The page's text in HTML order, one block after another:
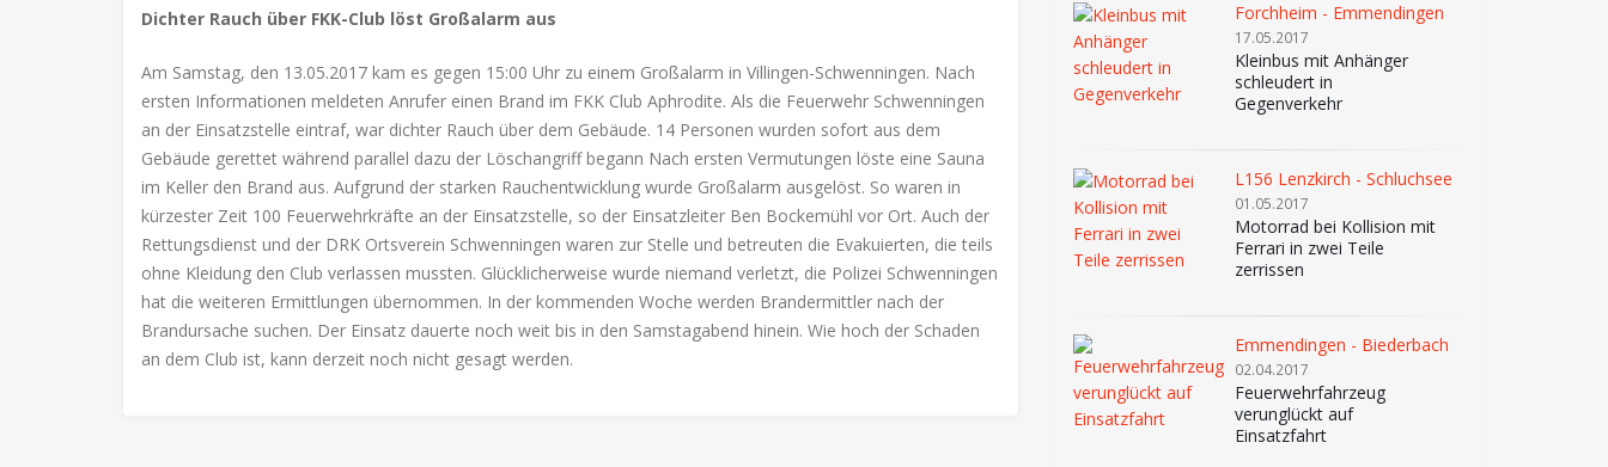
Dichter Rauch über FKK-Club löst Großalarm aus
Am Samstag, den 13.05.2017 kam es gegen 15:00 Uhr zu einem Großalarm in Villingen-Schwenningen. Nach
ersten Informationen meldeten Anrufer einen Brand im FKK Club Aphrodite. Als die Feuerwehr Schwenningen
an der Einsatzstelle eintraf, war dichter Rauch über dem Gebäude. 14 Personen wurden sofort aus dem
Gebäude gerettet während parallel dazu der Löschangriff begann Nach ersten Vermutungen löste eine Sauna
im Keller den Brand aus. Aufgrund der starken Rauchentwicklung wurde Großalarm ausgelöst. So waren in
kürzester Zeit 100 Feuerwehrkräfte an der Einsatzstelle, so der Einsatzleiter Ben Bockemühl vor Ort. Auch der
Rettungsdienst und der DRK Ortsverein Schwenningen waren zur Stelle und betreuten die Evakuierten, die teils
ohne Kleidung den Club verlassen mussten. Glücklicherweise wurde niemand verletzt, die Polizei Schwenningen
hat die weiteren Ermittlungen übernommen. In der kommenden Woche werden Brandermittler nach der
Brandursache suchen. Der Einsatz dauerte noch weit bis in den Samstagabend hinein. Wie hoch der Schaden
an dem Club ist, kann derzeit noch nicht gesagt werden.
Forchheim - Emmendingen
17.05.2017
Kleinbus mit Anhänger
schleudert in
Gegenverkehr
L156 Lenzkirch - Schluchsee
01.05.2017
Motorrad bei Kollision mit
Ferrari in zwei Teile
zerrissen
Emmendingen - Biederbach
02.04.2017
Feuerwehrfahrzeug
verunglückt auf
Einsatzfahrt